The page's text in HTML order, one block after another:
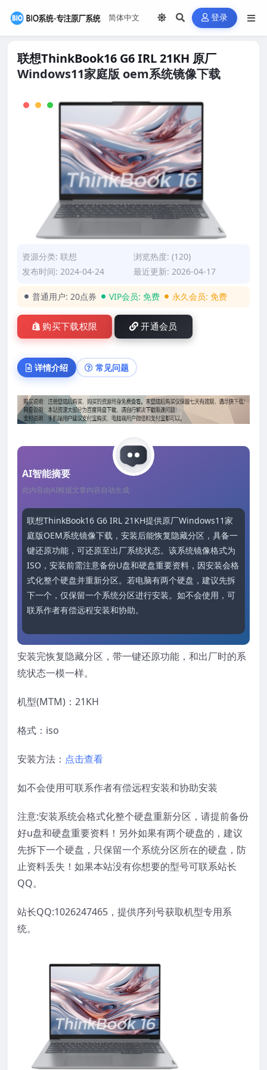
登录
联想ThinkBook16 G6 IRL 21KH 原厂
Windows11家庭版 oem系统镜像下载
资源分类: 联想
浏览热度: (120)
发布时间: 2024-04-24
最近更新: 2026-04-17
普通用户: 20点券 VIP会员: 免费 永久会员: 免费
购买下载权限 开通会员
详情介绍 常见问题
AI智能摘要
此内容由AI根据文章内容自动生成
联想ThinkBook16 G6 IRL 21KH提供原厂Windows11家
庭版OEM系统镜像下载，安装后能恢复隐藏分区，具备一
键还原功能，可还原至出厂系统状态。该系统镜像格式为
ISO，安装前需注意备份U盘和硬盘重要资料，因安装会格
式化整个硬盘并重新分区。若电脑有两个硬盘，建议先拆
下一个，仅保留一个系统分区进行安装。如不会使用，可
联系作者有偿远程安装和协助。
安装完恢复隐藏分区，带一键还原功能，和出厂时的系
统状态一模一样。
机型(MTM)：21KH
格式：iso
安装方法： 点击查看
如不会使用可联系作者有偿远程安装和协助安装
注意:安装系统会格式化整个硬盘重新分区，请提前备份
好u盘和硬盘重要资料！另外如果有两个硬盘的，建议
先拆下一个硬盘，只保留一个系统分区所在的硬盘，防
止资料丢失！如果本站没有你想要的型号可联系站长
QQ。
站长QQ:1026247465，提供序列号获取机型专用系
统。